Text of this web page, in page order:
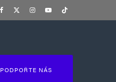
PODPOŘTE NÁS